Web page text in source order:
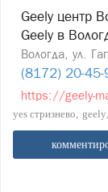
Geely центр
Geely в
Вологда, ул.
(8172) 20-45-
https://geely-
yes стризнево geely